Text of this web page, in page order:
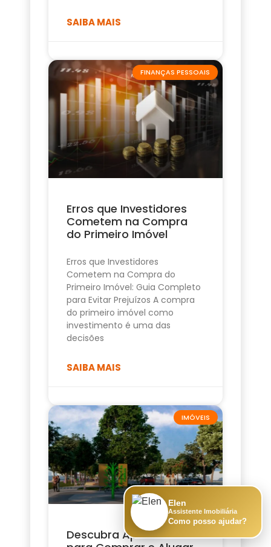
SAIBA MAIS
FINANÇAS PESSOAIS
Erros que Investidores
Cometem na Compra
do Primeiro Imóvel
Erros que Investidores
Cometem na Compra do
Primeiro Imóvel: Guia Completo
para Evitar Prejuízos A compra
do primeiro imóvel como
investimento é uma das
decisões
SAIBA MAIS
IMÓVEIS
Descubra Apartamento
Elen
Assistente Imobiliária
Como posso ajudar?